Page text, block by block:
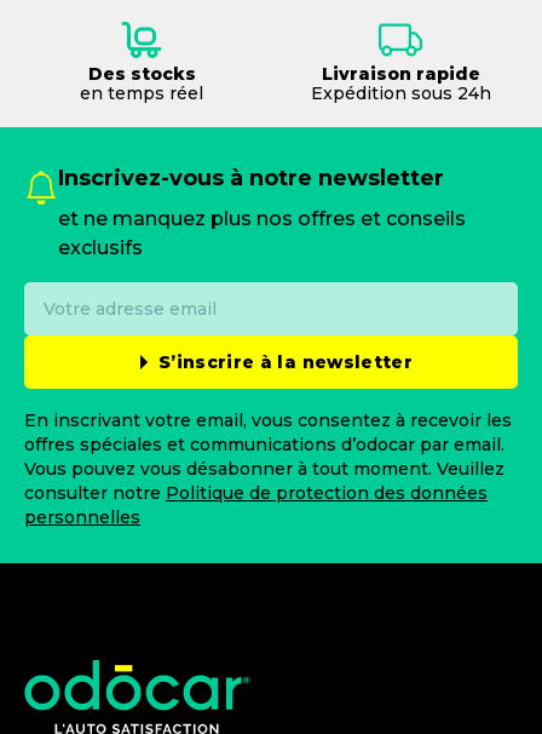
Des stocks
en temps réel
Livraison rapide
Expédition sous 24h
Inscrivez-vous à notre newsletter
et ne manquez plus nos offres et conseils
exclusifs
S’inscrire à la newsletter
En inscrivant votre email, vous consentez à recevoir les
offres spéciales et communications d’odocar par email.
Vous pouvez vous désabonner à tout moment. Veuillez
consulter notre Politique de protection des données
personnelles